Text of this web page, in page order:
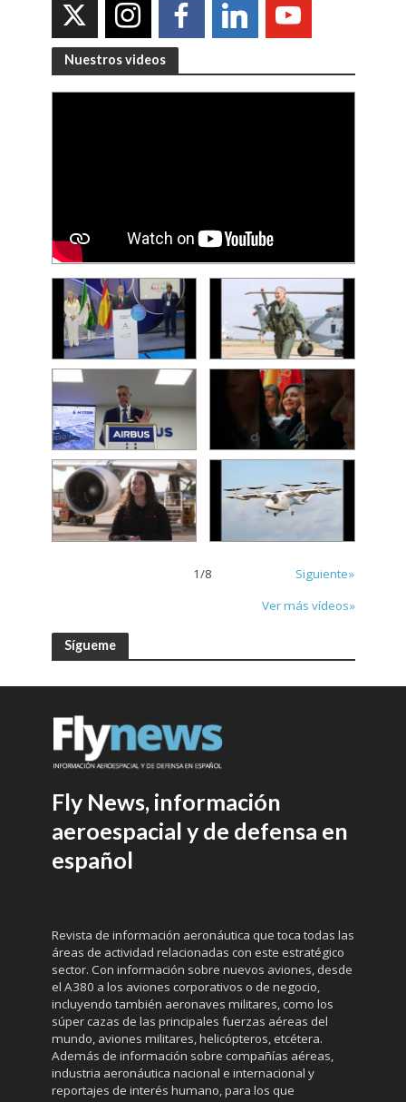
Nuestros videos
1/8
Siguiente»
Ver más vídeos»
Sígueme
Fly News, información
aeroespacial y de defensa en
español
Revista de información aeronáutica que toca todas las
áreas de actividad relacionadas con este estratégico
sector. Con información sobre nuevos aviones, desde
el A380 a los aviones corporativos o de negocio,
incluyendo también aeronaves militares, como los
súper cazas de las principales fuerzas aéreas del
mundo, aviones militares, helicópteros, etcétera.
Además de información sobre compañías aéreas,
industria aeronáutica nacional e internacional y
reportajes de interés humano, para los que